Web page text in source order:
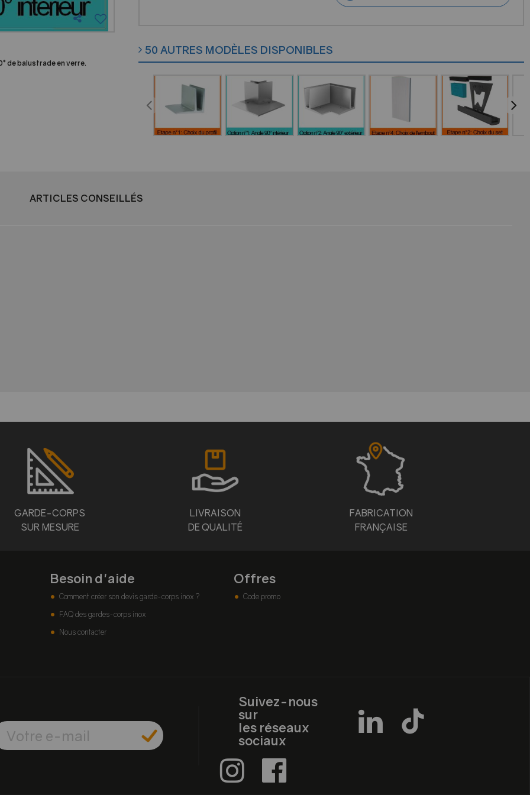
50 AUTRES MODÈLES DISPONIBLES
de balustrade en verre.
ARTICLES CONSEILLÉS
GARDE-CORPS
SUR MESURE
LIVRAISON
DE QUALITÉ
FABRICATION
FRANÇAISE
Besoin d'aide
Comment créer son devis garde-corps inox ?
FAQ des gardes-corps inox
Nous contacter
Offres
Code promo
Suivez-nous
sur
les réseaux
sociaux